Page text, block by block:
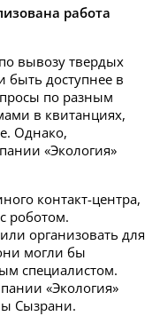
работа
вывозу твердых
быть доступнее в
по разным
в квитанциях,
Однако,
«Экология»
контакт-центра,
роботом.
организовать для
могли бы
специалистом.
«Экология»
Сызрани.